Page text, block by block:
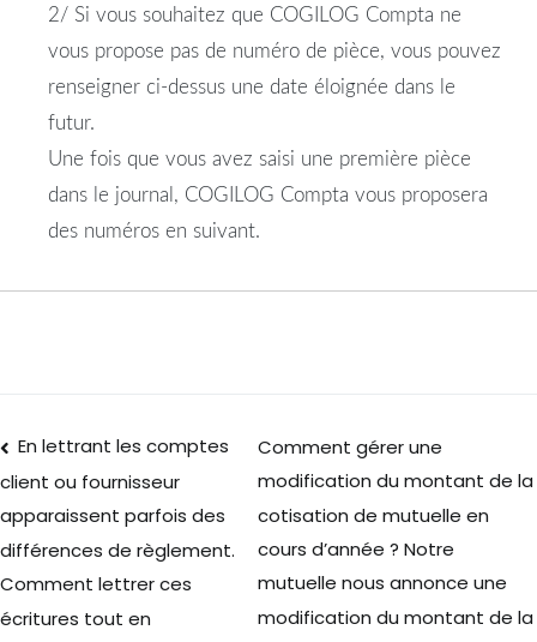
2/ Si vous souhaitez que COGILOG Compta ne
vous propose pas de numéro de pièce, vous pouvez
renseigner ci-dessus une date éloignée dans le
futur.
Une fois que vous avez saisi une première pièce
dans le journal, COGILOG Compta vous proposera
des numéros en suivant.
En lettrant les comptes
client ou fournisseur
apparaissent parfois des
différences de règlement.
Comment lettrer ces
écritures tout en
Comment gérer une
modification du montant de la
cotisation de mutuelle en
cours d’année ? Notre
mutuelle nous annonce une
modification du montant de la